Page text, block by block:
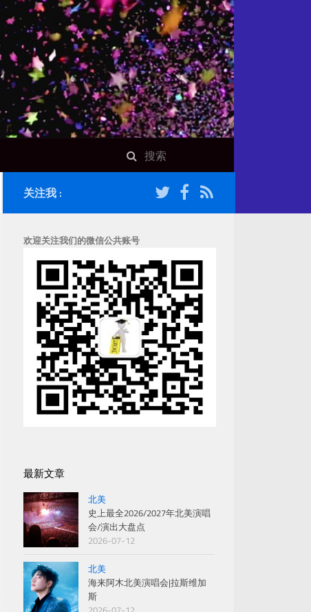
关注我 :
欢迎关注我们的微信公共账号
最新文章
北美
史上最全2026/2027年北美演唱
会/演出大盘点
2026-07-12
北美
海来阿木北美演唱会|拉斯维加
斯